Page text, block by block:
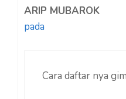
ARIP MUBAROK
pada
Cara daftar nya